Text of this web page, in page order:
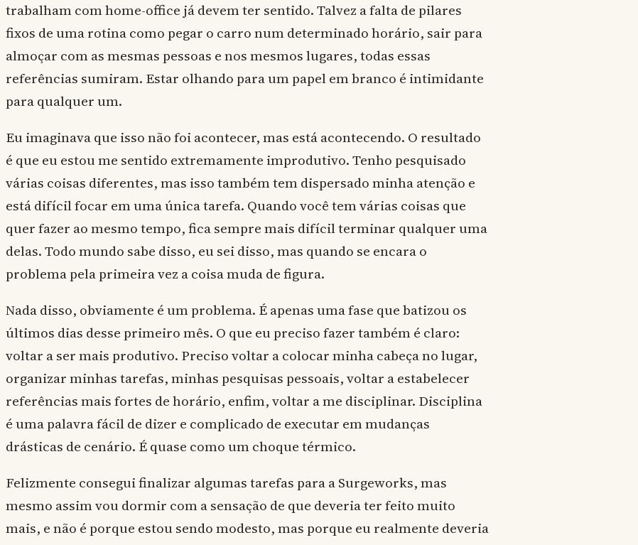
trabalham com home-office já devem ter sentido. Talvez a falta de pilares
fixos de uma rotina como pegar o carro num determinado horário, sair para
almoçar com as mesmas pessoas e nos mesmos lugares, todas essas
referências sumiram. Estar olhando para um papel em branco é intimidante
para qualquer um.
Eu imaginava que isso não foi acontecer, mas está acontecendo. O resultado
é que eu estou me sentido extremamente improdutivo. Tenho pesquisado
várias coisas diferentes, mas isso também tem dispersado minha atenção e
está difícil focar em uma única tarefa. Quando você tem várias coisas que
quer fazer ao mesmo tempo, fica sempre mais difícil terminar qualquer uma
delas. Todo mundo sabe disso, eu sei disso, mas quando se encara o
problema pela primeira vez a coisa muda de figura.
Nada disso, obviamente é um problema. É apenas uma fase que batizou os
últimos dias desse primeiro mês. O que eu preciso fazer também é claro:
voltar a ser mais produtivo. Preciso voltar a colocar minha cabeça no lugar,
organizar minhas tarefas, minhas pesquisas pessoais, voltar a estabelecer
referências mais fortes de horário, enfim, voltar a me disciplinar. Disciplina
é uma palavra fácil de dizer e complicado de executar em mudanças
drásticas de cenário. É quase como um choque térmico.
Felizmente consegui finalizar algumas tarefas para a Surgeworks, mas
mesmo assim vou dormir com a sensação de que deveria ter feito muito
mais, e não é porque estou sendo modesto, mas porque eu realmente deveria